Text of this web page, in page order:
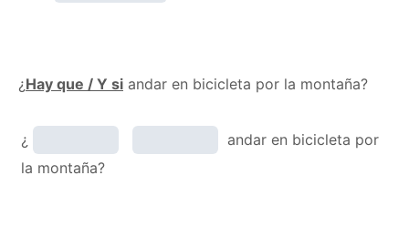
¿Hay que / Y si andar en bicicleta por la montaña?
¿
andar en bicicleta por
la montaña?